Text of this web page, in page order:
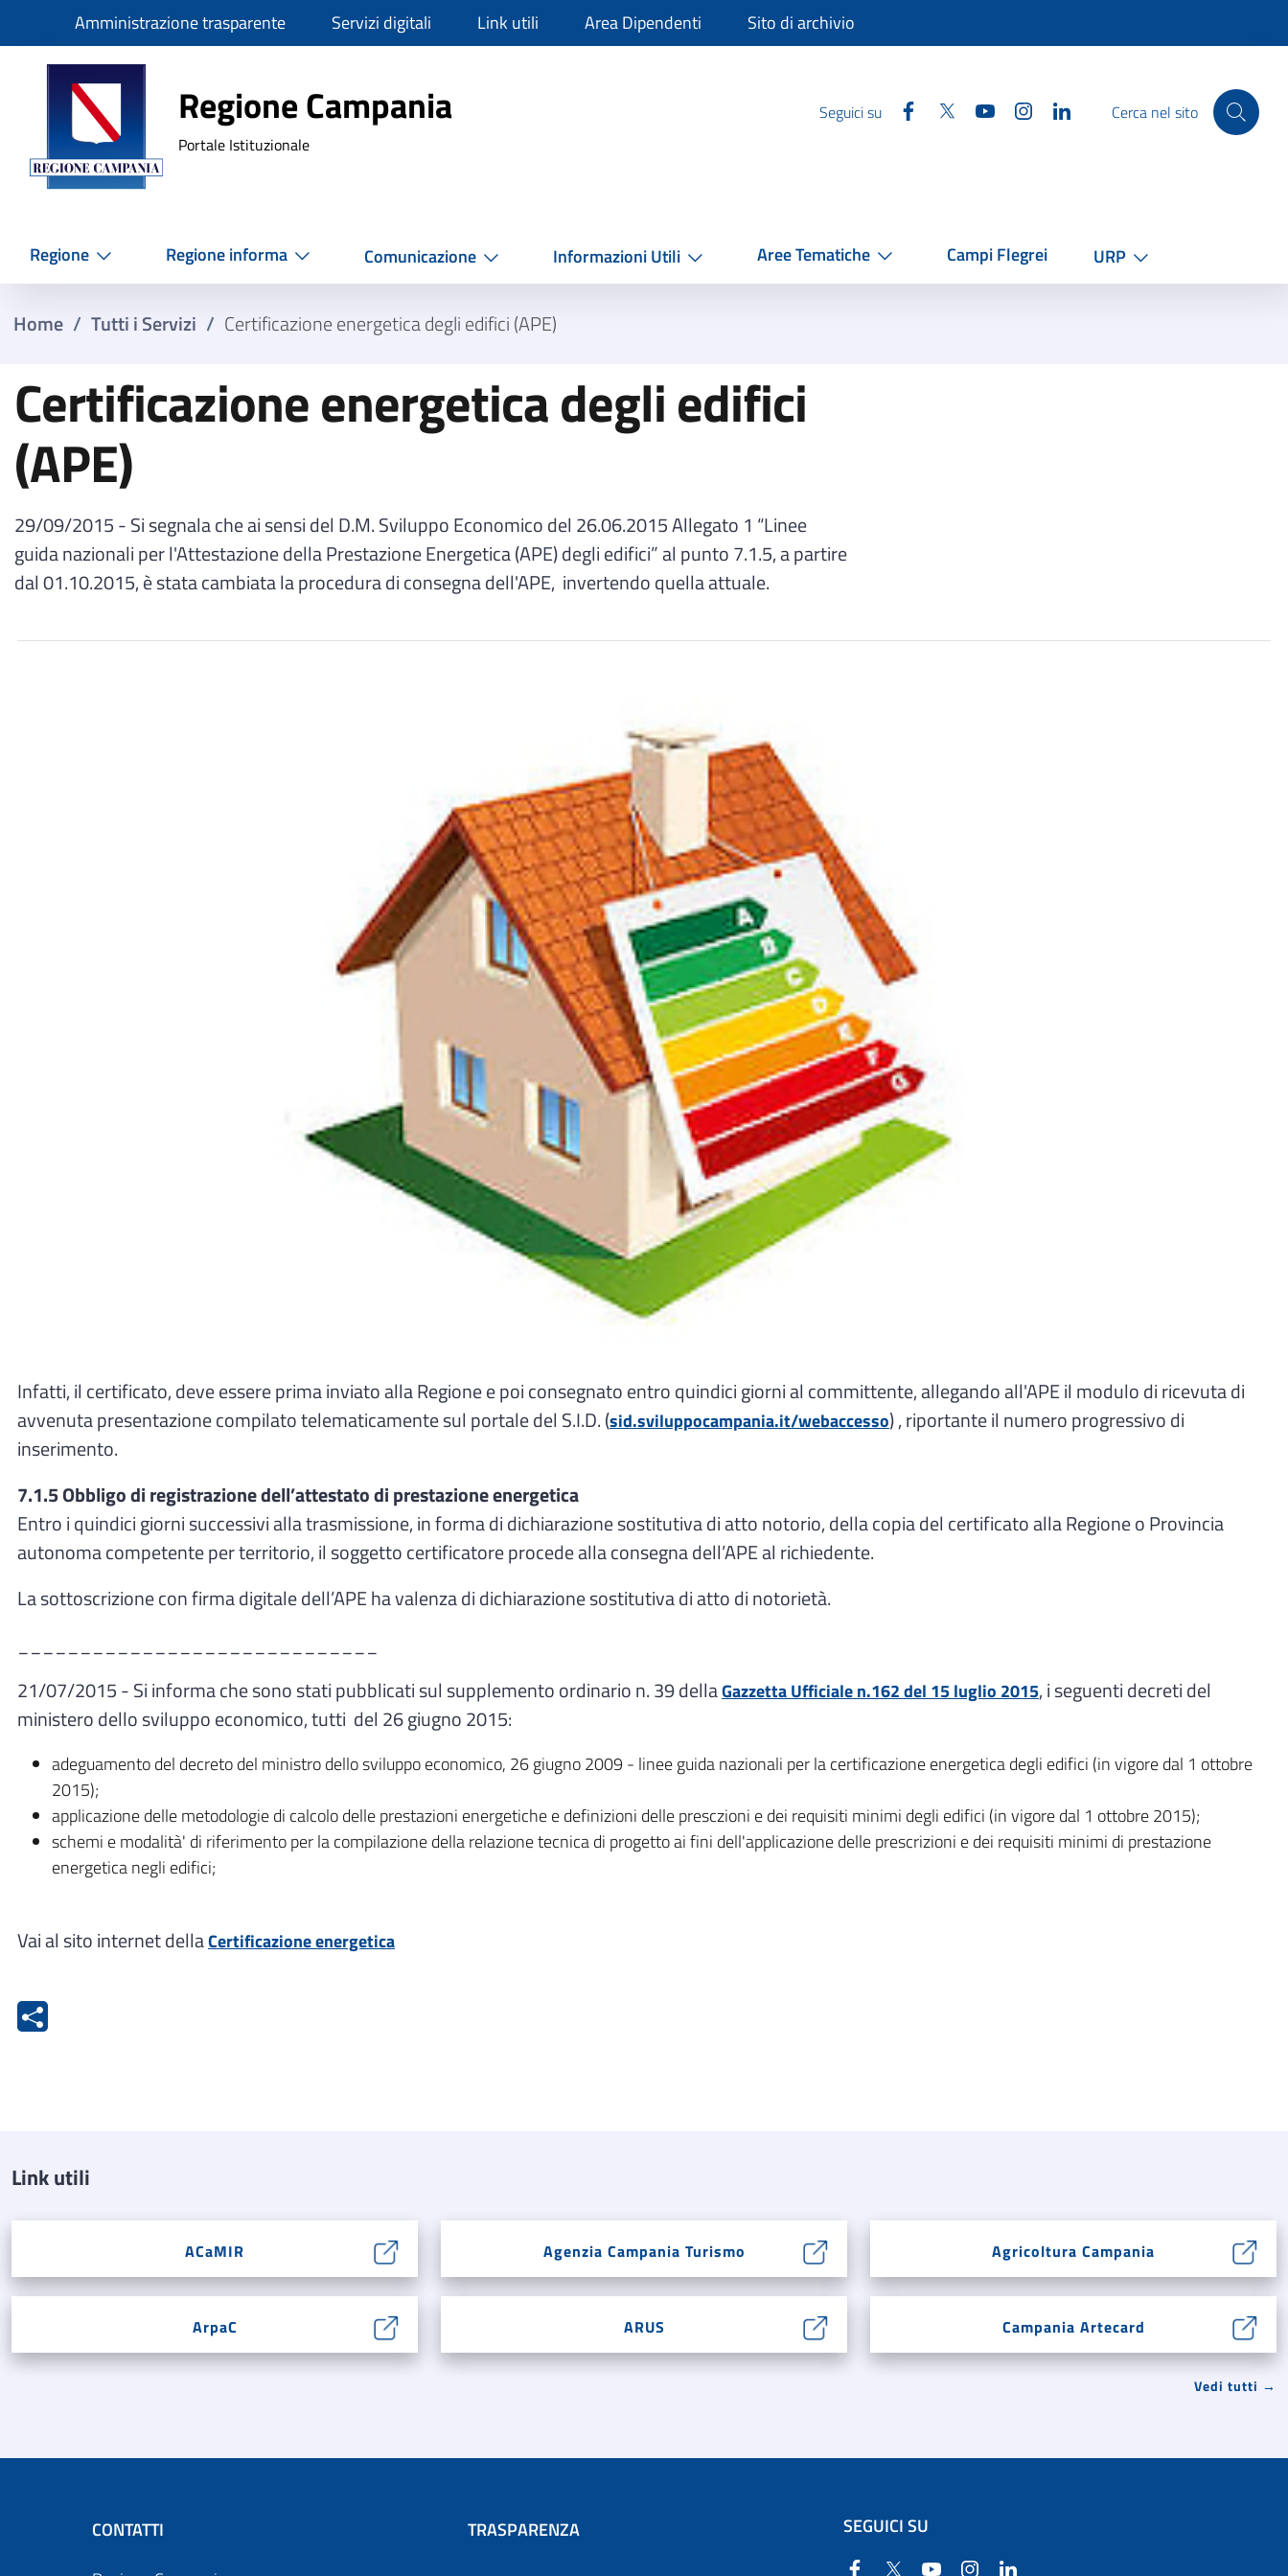
SlimAmministrazione trasparente Servizi digitali Link utili Area Dipendenti Sito di archivio
Regione Campania
Regione Campania
Portale Istituzionale
Seguici su Facebook
Twitter YouTube InstagramLinkedinCerca nel sito
Regione Regione informa Comunicazione Informazioni Utili Aree Tematiche Campi Flegrei URP
Home / Tutti i Servizi / Certificazione energetica degli edifici (APE)
Certificazione energetica degli edifici
(APE)
29/09/2015 - Si segnala che ai sensi del D.M. Sviluppo Economico del 26.06.2015 Allegato 1 “Linee
guida nazionali per l'Attestazione della Prestazione Energetica (APE) degli edifici” al punto 7.1.5, a partire
dal 01.10.2015, è stata cambiata la procedura di consegna dell'APE, invertendo quella attuale.
Infatti, il certificato, deve essere prima inviato alla Regione e poi consegnato entro quindici giorni al committente, allegando all'APE il modulo di ricevuta di
avvenuta presentazione compilato telematicamente sul portale del S.I.D. (sid.sviluppocampania.it/webaccesso) , riportante il numero progressivo di
inserimento.
7.1.5 Obbligo di registrazione dell’attestato di prestazione energetica
Entro i quindici giorni successivi alla trasmissione, in forma di dichiarazione sostitutiva di atto notorio, della copia del certificato alla Regione o Provincia
autonoma competente per territorio, il soggetto certificatore procede alla consegna dell’APE al richiedente.
La sottoscrizione con firma digitale dell’APE ha valenza di dichiarazione sostitutiva di atto di notorietà.
21/07/2015 - Si informa che sono stati pubblicati sul supplemento ordinario n. 39 dellaGazzetta Ufficiale n.162 del 15 luglio 2015, i seguenti decreti del
ministero dello sviluppo economico, tutti del 26 giugno 2015:
adeguamento del decreto del ministro dello sviluppo economico, 26 giugno 2009 - linee guida nazionali per la certificazione energetica degli edifici (in vigore dal 1 ottobre
2015);
applicazione delle metodologie di calcolo delle prestazioni energetiche e definizioni delle presczioni e dei requisiti minimi degli edifici (in vigore dal 1 ottobre 2015);
schemi e modalità' di riferimento per la compilazione della relazione tecnica di progetto ai fini dell'applicazione delle prescrizioni e dei requisiti minimi di prestazione
energetica negli edifici;
Vai al sito internet dellaCertificazione energetica
Link utili
ACaMIR Agenzia Campania Turismo Agricoltura Campania
ArpaC ARUS Campania Artecard
Vedi tutti →
CONTATTI
TRASPARENZA
SEGUICI SU
Facebook
Twitter YouTube Instagram